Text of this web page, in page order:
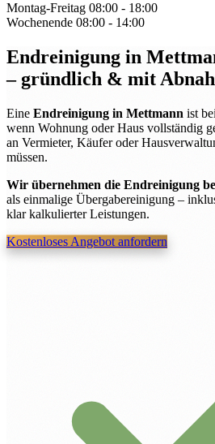
Montag-Freitag 08:00 - 18:00
Wochenende 08:00 - 14:00
Endreinigung in
– gründlich & mit
Eine Endreinigung in Mettmann ist
wenn Wohnung oder Haus vollständig
an Vermieter, Käufer oder
müssen.
Wir übernehmen die Endreinigung
als einmalige Übergabereinigung –
klar kalkulierter Leistungen.
Kostenloses Angebot anfordern